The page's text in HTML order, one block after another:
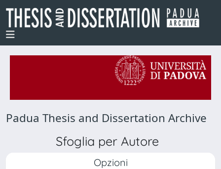
Padua Thesis and Dissertation Archive
Sfoglia per Autore
Opzioni